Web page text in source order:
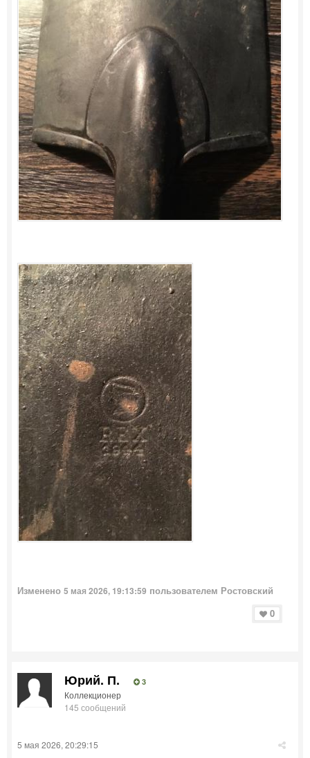
Изменено 5 мая 2026, 19:13:59 пользователем Ростовский
0
Юрий. П. 3
Коллекционер
145 сообщений
5 мая 2026, 20:29:15